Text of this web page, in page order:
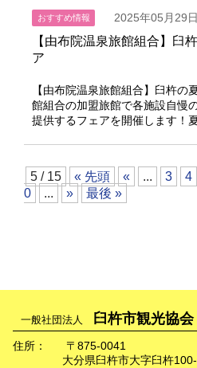
おすすめ情報 2025年05月29日
【由布院温泉旅館組合】臼
ア
【由布院温泉旅館組合】臼杵の
館組合の加盟旅館で各施設自慢
提供するフェアを開催します！
5 / 15 « 先頭 « ... 3 4
0
... » 最後 »
一般社団法人 臼杵市観光協会
住所：
〒875-0041
大分県臼杵市大字臼杵